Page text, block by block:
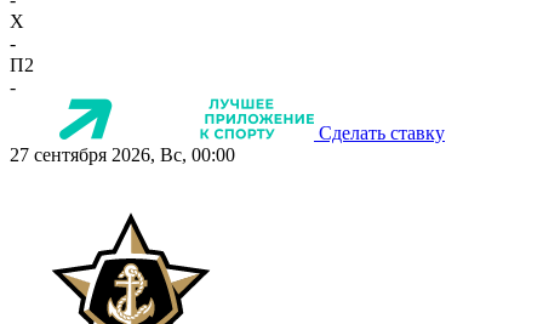
X
-
П2
-
Сделать ставку
27 сентября 2026, Вс, 00:00